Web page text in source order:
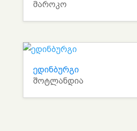
მაროკო
ედინბურგი
შოტლანდია